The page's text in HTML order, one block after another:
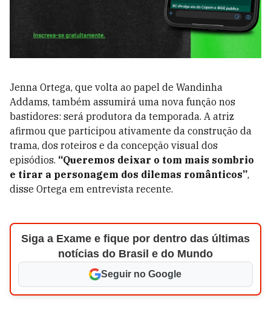
Jenna Ortega, que volta ao papel de Wandinha
Addams, também assumirá uma nova função nos
bastidores: será produtora da temporada. A atriz
afirmou que participou ativamente da construção da
trama, dos roteiros e da concepção visual dos
episódios. “Queremos deixar o tom mais sombrio
e tirar a personagem dos dilemas românticos”,
disse Ortega em entrevista recente.
Siga a Exame e fique por dentro das últimas
notícias do Brasil e do Mundo
Seguir no Google